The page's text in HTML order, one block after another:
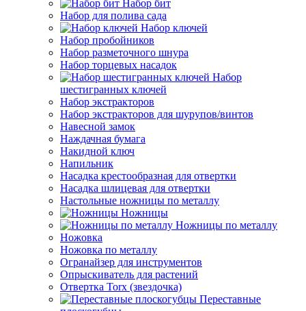
Набор бит
Набор для полива сада
Набор ключей
Набор пробойников
Набор разметочного шнура
Набор торцевых насадок
Набор
шестигранных ключей
Набор экстракторов
Набор экстракторов для шурупов/винтов
Навесной замок
Наждачная бумага
Накидной ключ
Напильник
Насадка крестообразная для отвертки
Насадка шлицевая для отвертки
Настольные ножницы по металлу
Ножницы
Ножницы по металлу
Ножовка
Ножовка по металлу
Огранайзер для инструментов
Опрыскиватель для растений
Отвертка Torx (звездочка)
Переставные